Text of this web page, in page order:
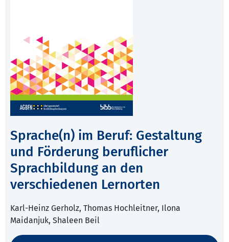
Sprache(n) im Beruf: Gestaltung
und Förderung beruflicher
Sprachbildung an den
verschiedenen Lernorten
Karl-Heinz Gerholz, Thomas Hochleitner, Ilona
Maidanjuk, Shaleen Beil